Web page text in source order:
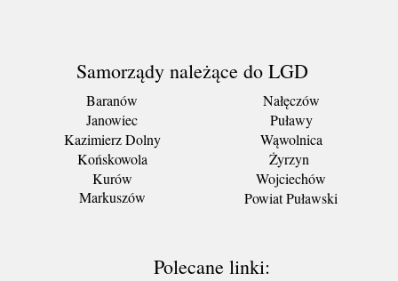
Samorządy należące do LGD
Baranów
Janowiec
Kazimierz Dolny
Końskowola
Kurów
Markuszów
Nałęczów
Puławy
Wąwolnica
Żyrzyn
Wojciechów
Powiat Puławski
Polecane linki: